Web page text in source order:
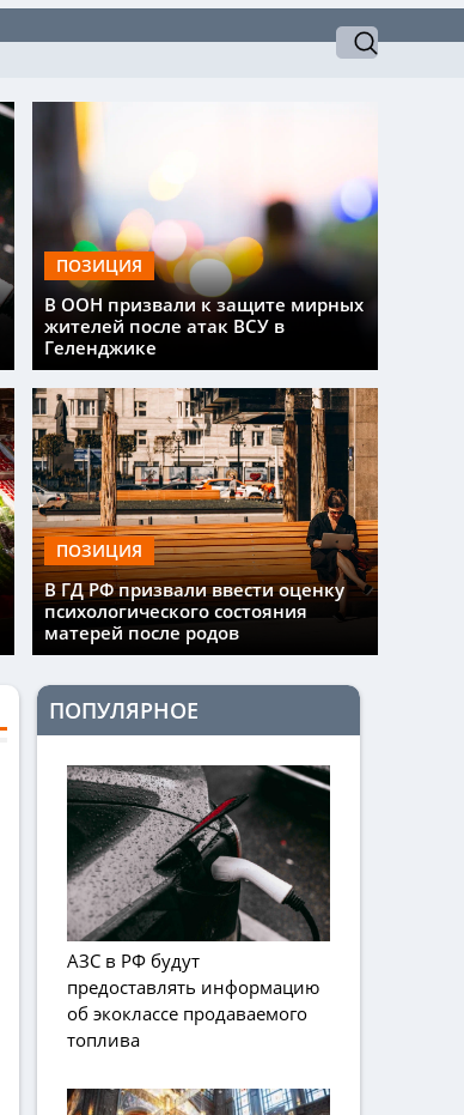
ПОЗИЦИЯ
В ООН призвали к защите мирных
жителей после атак ВСУ в
Геленджике
ПОЗИЦИЯ
В ГД РФ призвали ввести оценку
психологического состояния
матерей после родов
ПОПУЛЯРНОЕ
АЗС в РФ будут
предоставлять информацию
об экоклассе продаваемого
топлива